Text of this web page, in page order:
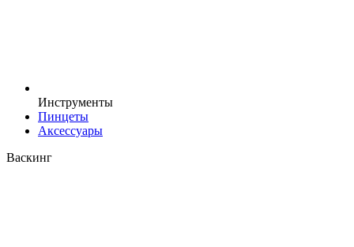
Инструменты
Пинцеты
Аксессуары
Васкинг